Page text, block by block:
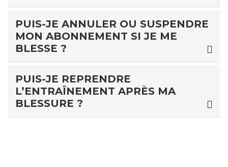
PUIS-JE ANNULER OU SUSPENDRE
MON ABONNEMENT SI JE ME
BLESSE ?
PUIS-JE REPRENDRE
L’ENTRAÎNEMENT APRÈS MA
BLESSURE ?